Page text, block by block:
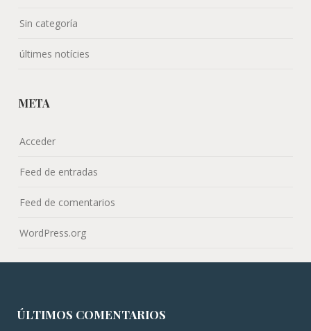
Sin categoría
últimes notícies
META
Acceder
Feed de entradas
Feed de comentarios
WordPress.org
ÚLTIMOS COMENTARIOS